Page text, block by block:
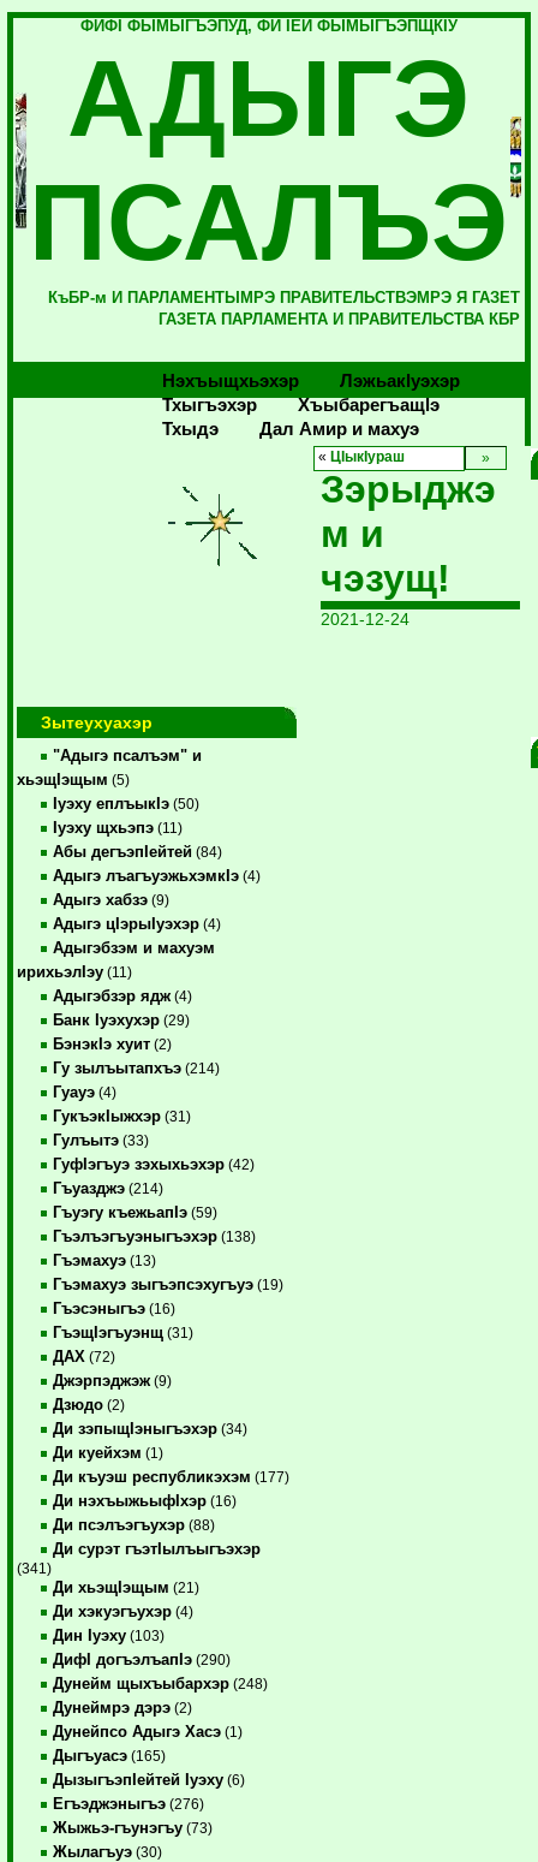
ФИФI ФЫМЫГЪЭПУД, ФИ IЕЙ ФЫМЫГЪЭПЩКIУ
АДЫГЭ
ПСАЛЪЭ
КъБР-м И ПАРЛАМЕНТЫМРЭ ПРАВИТЕЛЬСТВЭМРЭ Я ГАЗЕТ
ГАЗЕТА ПАРЛАМЕНТА И ПРАВИТЕЛЬСТВА КБР
Нэхъыщхьэхэр
Лэжьакlуэхэр
Тхыгъэхэр
Хъыбарегъащlэ
Тхыдэ
Дал Амир и махуэ
Зытеухуахэр
"Адыгэ псалъэм" и
хьэщIэщым (5)
Iуэху еплъыкIэ (50)
Iуэху щхьэпэ (11)
Абы дегъэпIейтей (84)
Адыгэ лъагъуэжьхэмкIэ (4)
Адыгэ хабзэ (9)
Адыгэ цIэрыIуэхэр (4)
Адыгэбзэм и махуэм
ирихьэлIэу (11)
Адыгэбзэр ядж (4)
Банк Iуэхухэр (29)
БэнэкIэ хуит (2)
Гу зылъытапхъэ (214)
Гуауэ (4)
ГукъэкIыжхэр (31)
Гулъытэ (33)
ГуфIэгъуэ зэхыхьэхэр (42)
Гъуазджэ (214)
Гъуэгу къежьапIэ (59)
Гъэлъэгъуэныгъэхэр (138)
Гъэмахуэ (13)
Гъэмахуэ зыгъэпсэхугъуэ (19)
Гъэсэныгъэ (16)
ГъэщIэгъуэнщ (31)
ДАХ (72)
Джэрпэджэж (9)
Дзюдо (2)
Ди зэпыщIэныгъэхэр (34)
Ди куейхэм (1)
Ди къуэш республикэхэм (177)
Ди нэхъыжьыфIхэр (16)
Ди псэлъэгъухэр (88)
Ди сурэт гъэтIылъыгъэхэр
(341)
Ди хьэщIэщым (21)
Ди хэкуэгъухэр (4)
Дин Iуэху (103)
ДифI догъэлъапIэ (290)
Дунейм щыхъыбархэр (248)
Дунеймрэ дэрэ (2)
Дунейпсо Адыгэ Хасэ (1)
Дыгъуасэ (165)
ДызыгъэпIейтей Iуэху (6)
Егъэджэныгъэ (276)
Жыжьэ-гъунэгъу (73)
Жылагъуэ (30)
« ЦIыкIураш
Зэрыджэ
м и
чэзущ!
2021-12-24